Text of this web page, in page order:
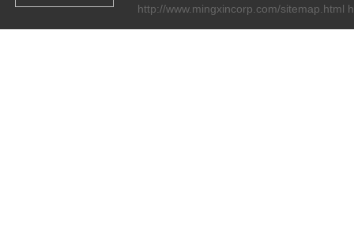
http://www.mingxincorp.com/sitemap.html